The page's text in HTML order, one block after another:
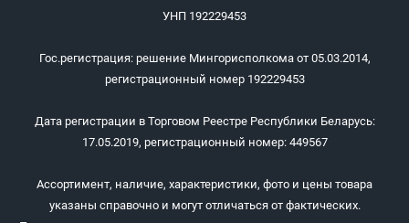
УНП 192229453
Гос.регистрация: решение Мингорисполкома от 05.03.2014,
регистрационный номер 192229453
Дата регистрации в Торговом Реестре Республики Беларусь:
17.05.2019, регистрационный номер: 449567
Ассортимент, наличие, характеристики, фото и цены товара
указаны справочно и могут отличаться от фактических.